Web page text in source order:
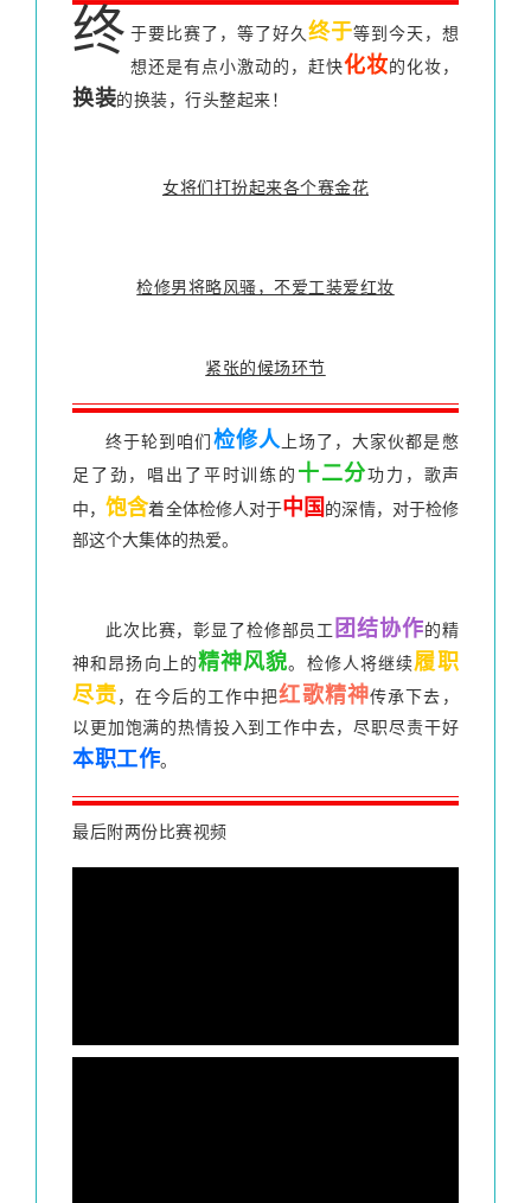
终 于要比赛了，等了好久 终于等到今天，想
想还是有点小激动的，赶快化妆的化妆，
换装的换装，行头整起来！
女将们打扮起来各个赛金花
检修男将略风骚，不爱工装爱红妆
紧张的候场环节
终于轮到咱们 检修人 上场了，大家伙都是憋
足了劲，唱出了平时训练的 十二分功力， 歌声
中，饱含着全体检修人对于中国 的深情，对于检修
部这个大集体的热爱。
此次比赛，彰显了检修部员工 团结协作的精
神和昂扬向上的精神风貌。检修人将继续履职
尽责 ，在今后的工作中把红歌精神传承下去，
以更加饱满的热情投入到工作中去，尽职尽责干好
本职工作。
最后附两份比赛视频